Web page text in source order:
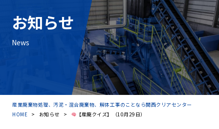
お知らせ
News
産業廃棄物処理、汚泥・混合廃棄物、解体工事のことなら関西クリアセンター
HOME > お知らせ > 【産廃クイズ】（10月29日）